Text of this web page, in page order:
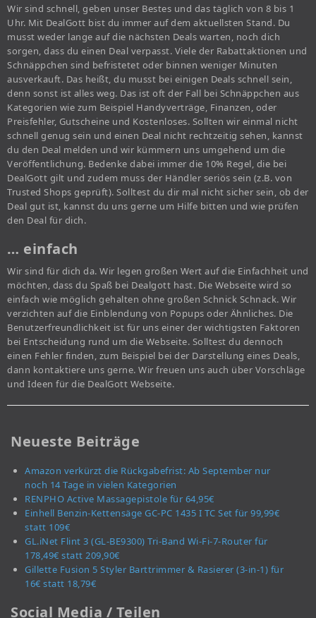
Wir sind schnell, geben unser Bestes und das täglich von 8 bis 1
Uhr. Mit DealGott bist du immer auf dem aktuellsten Stand. Du
musst weder lange auf die nächsten Deals warten, noch dich
sorgen, dass du einen Deal verpasst. Viele der Rabattaktionen und
Schnäppchen sind befristetet oder binnen weniger Minuten
ausverkauft. Das heißt, du musst bei einigen Deals schnell sein,
denn sonst ist alles weg. Das ist oft der Fall bei Schnäppchen aus
Kategorien wie zum Beispiel Handyverträge, Finanzen, oder
Preisfehler, Gutscheine und Kostenloses. Sollten wir einmal nicht
schnell genug sein und einen Deal nicht rechtzeitig sehen, kannst
du den Deal melden und wir kümmern uns umgehend um die
Veröffentlichung. Bedenke dabei immer die 10% Regel, die bei
DealGott gilt und zudem muss der Händler seriös sein (z.B. von
Trusted Shops geprüft). Solltest du dir mal nicht sicher sein, ob der
Deal gut ist, kannst du uns gerne um Hilfe bitten und wie prüfen
den Deal für dich.
… einfach
Wir sind für dich da. Wir legen großen Wert auf die Einfachheit und
möchten, dass du Spaß bei Dealgott hast. Die Webseite wird so
einfach wie möglich gehalten ohne großen Schnick Schnack. Wir
verzichten auf die Einblendung von Popups oder Ähnliches. Die
Benutzerfreundlichkeit ist für uns einer der wichtigsten Faktoren
bei Entscheidung rund um die Webseite. Solltest du dennoch
einen Fehler finden, zum Beispiel bei der Darstellung eines Deals,
dann kontaktiere uns gerne. Wir freuen uns auch über Vorschläge
und Ideen für die DealGott Webseite.
Neueste Beiträge
Amazon verkürzt die Rückgabefrist: Ab September nur
noch 14 Tage in vielen Kategorien
RENPHO Active Massagepistole für 64,95€
Einhell Benzin-Kettensäge GC-PC 1435 I TC Set für 99,99€
statt 109€
GL.iNet Flint 3 (GL-BE9300) Tri-Band Wi-Fi-7-Router für
178,49€ statt 209,90€
Gillette Fusion 5 Styler Barttrimmer & Rasierer (3-in-1) für
16€ statt 18,79€
Social Media / Teilen